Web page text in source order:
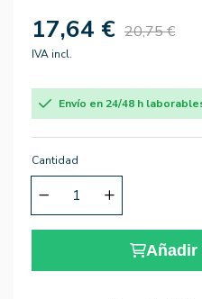
17,64 € 20,75 €
IVA incl.
Envío en 24/48 h
Cantidad
Añadir